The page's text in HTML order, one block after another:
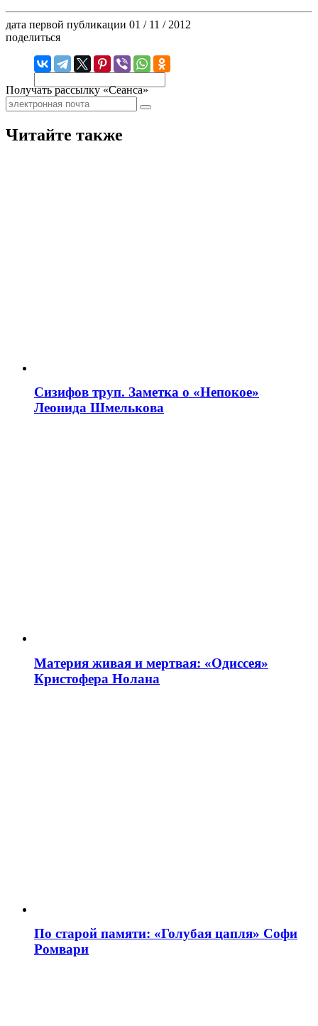
дата первой публикации 01 / 11 / 2012
поделиться
Получать рассылку «Сеанса»
Читайте также
Сизифов труп. Заметка о «Непокое»
Леонида Шмелькова
Материя живая и мертвая: «Одиссея»
Кристофера Нолана
По старой памяти: «Голубая цапля» Софи
Ромвари